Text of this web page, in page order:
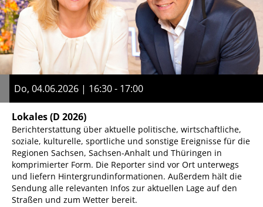
Do, 04.06.2026 | 16:30 - 17:00
Lokales(D 2026)
Berichterstattung über aktuelle politische, wirtschaftliche,
soziale, kulturelle, sportliche und sonstige Ereignisse für die
Regionen Sachsen, Sachsen-Anhalt und Thüringen in
komprimierter Form. Die Reporter sind vor Ort unterwegs
und liefern Hintergrundinformationen. Außerdem hält die
Sendung alle relevanten Infos zur aktuellen Lage auf den
Straßen und zum Wetter bereit.